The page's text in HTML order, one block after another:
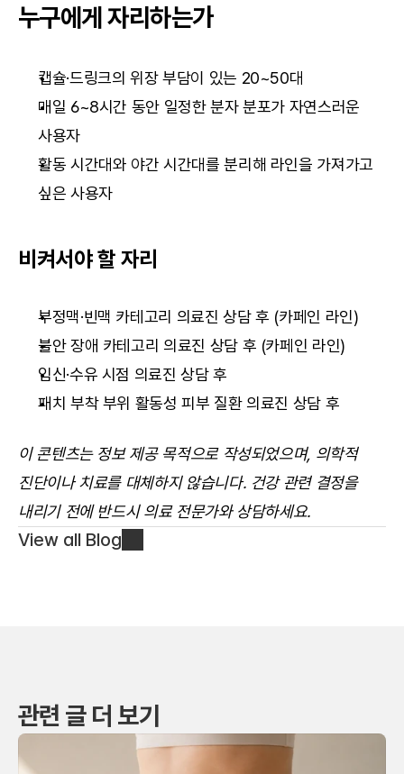
누구에게 자리하는가
캡슐·드링크의 위장 부담이 있는 20~50대
매일 6~8시간 동안 일정한 분자 분포가 자연스러운
사용자
활동 시간대와 야간 시간대를 분리해 라인을 가져가고
싶은 사용자
비켜서야 할 자리
부정맥·빈맥 카테고리 의료진 상담 후 (카페인 라인)
불안 장애 카테고리 의료진 상담 후 (카페인 라인)
임신·수유 시점 의료진 상담 후
패치 부착 부위 활동성 피부 질환 의료진 상담 후
이 콘텐츠는 정보 제공 목적으로 작성되었으며, 의학적
진단이나 치료를 대체하지 않습니다. 건강 관련 결정을
내리기 전에 반드시 의료 전문가와 상담하세요.
View all Blog
관련 글 더 보기